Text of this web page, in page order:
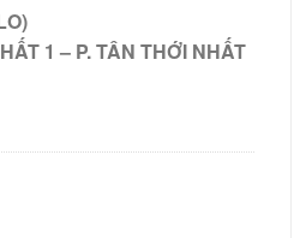
1 – P. TÂN THỚI NHẤT